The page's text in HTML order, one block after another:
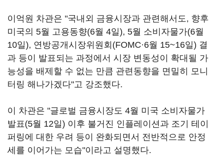
이억원 차관은 "국내외 금융시장과 관련해서도, 향후
미국의 5월 고용동향(6월 4일), 5월 소비자물가(6월
10일), 연방공개시장위원회(FOMC·6월 15~16일) 결
과 등이 발표되는 과정에서 시장 변동성이 확대될 가
능성을 배제할 수 없는 만큼 관련동향을 면밀히 모니
터링 해나가겠다"고 강조했다.
이 차관은 "글로벌 금융시장도 4월 미국 소비자물가
발표(5월 12일) 이후 불거진 인플레이션과 조기 테이
퍼링에 대한 우려 등이 완화되면서 전반적으로 안정
세를 이어가는 모습"이라고 설명했다.